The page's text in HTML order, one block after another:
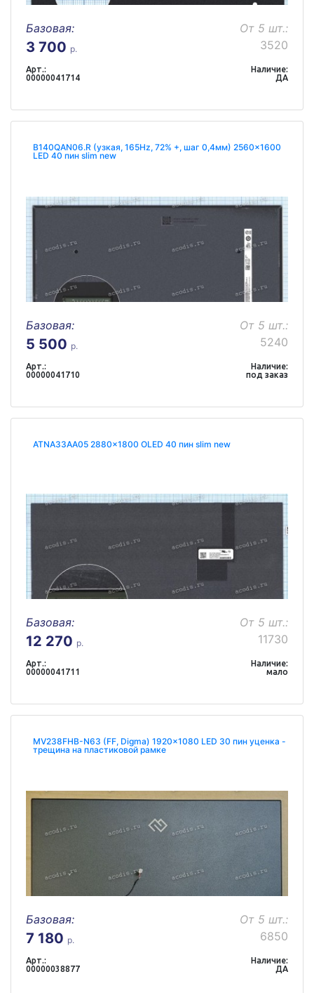
Базовая:
3 700 р.
От 5 шт.:
3520
Арт.:
00000041714
Наличие:
ДА
B140QAN06.R (узкая, 165Hz, 72% +, шаг 0,4мм) 2560x1600
LED 40 пин slim new
Базовая:
5 500 р.
От 5 шт.:
5240
Арт.:
00000041710
Наличие:
под заказ
ATNA33AA05 2880x1800 OLED 40 пин slim new
Базовая:
12 270 р.
От 5 шт.:
11730
Арт.:
00000041711
Наличие:
мало
MV238FHB-N63 (FF, Digma) 1920x1080 LED 30 пин уценка -
трещина на пластиковой рамке
Базовая:
7 180 р.
От 5 шт.:
6850
Арт.:
00000038877
Наличие:
ДА